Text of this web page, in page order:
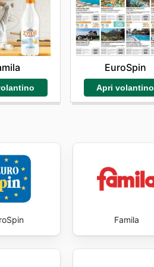
un piacere e non un peso. La
in Superconti,
to explore the best deals and
EuroSpin
Apri volantino
Famila